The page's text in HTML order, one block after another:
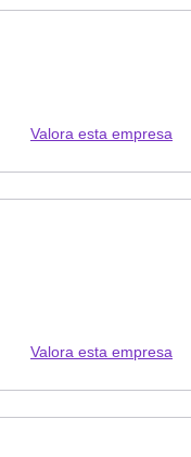
Valora esta empresa
Valora esta empresa